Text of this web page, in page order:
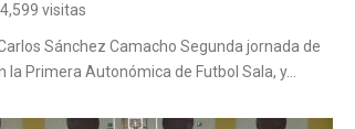
4,599 visitas
Sánchez Camacho Segunda jornada de
la Primera Autonómica de Futbol Sala, y…